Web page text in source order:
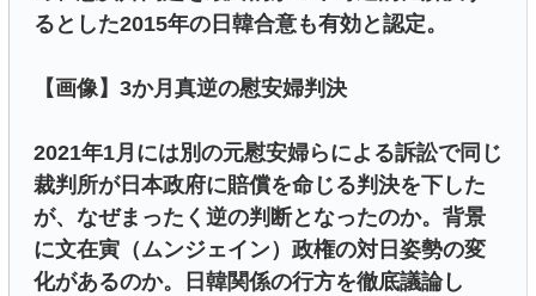
るとした2015年の日韓合意も有効と認定。
【画像】3か月真逆の慰安婦判決
2021年1月には別の元慰安婦らによる訴訟で同じ
裁判所が日本政府に賠償を命じる判決を下した
が、なぜまったく逆の判断となったのか。背景
に文在寅（ムンジェイン）政権の対日姿勢の変
化があるのか。日韓関係の行方を徹底議論し